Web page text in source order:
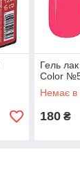
Гель
Color
Немає в
180 ₴